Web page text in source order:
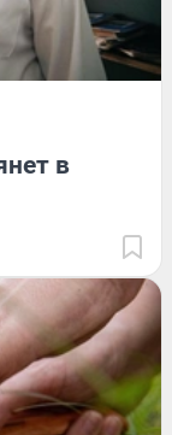
в